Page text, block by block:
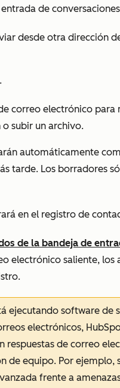
de
desde otra dirección
.
correo electrónico para
subir un archivo.
automáticamente
tarde. Los borradores
en el registro de
de la bandeja de
electrónico saliente, los
ejecutando software de
electrónicos,
respuestas de correo
de equipo. Por ejemplo,
frente a